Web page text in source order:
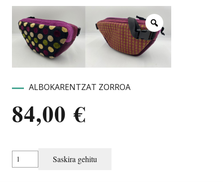
ALBOKARENTZAT ZORROA
84,00€
Albokarentzat
zorroa
Saskira gehitu